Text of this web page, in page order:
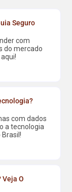
Seguro
com
do mercado
com dados
a tecnologia
Veja O